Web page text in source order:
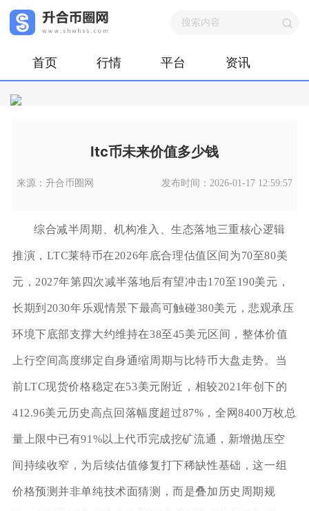
首页 行情 平台 资讯
ltc币未来价值多少钱
来源：升合币圈网 发布时间：2026-01-17 12:59:57
综合减半周期、机构准入、生态落地三重核心逻辑
推演，LTC莱特币在2026年底合理估值区间为70至80美
元，2027年第四次减半落地后有望冲击170至190美元，
长期到2030年乐观情景下最高可触碰380美元，悲观承压
环境下底部支撑大约维持在38至45美元区间，整体价值
上行空间高度绑定自身通缩周期与比特币大盘走势。当
前LTC现货价格稳定在53美元附近，相较2021年创下的
412.96美元历史高点回落幅度超过87%，全网8400万枚总
量上限中已有91%以上代币完成挖矿流通，新增抛压空
间持续收窄，为后续估值修复打下稀缺性基础，这一组
价格预测并非单纯技术面猜测，而是叠加历史周期规